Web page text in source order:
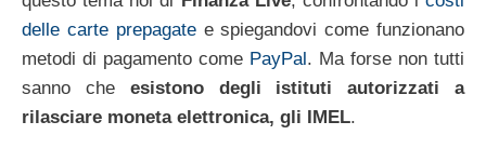
delle carte prepagatee spiegandovi come funzionano
metodi di pagamento come PayPal. Ma forse non tutti
sanno che esistono degli istituti autorizzati a
rilasciare moneta elettronica, gli IMEL.